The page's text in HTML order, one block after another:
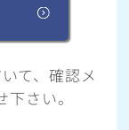
て、確認メ
さい。